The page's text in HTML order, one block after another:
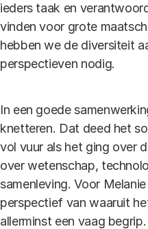
ieders taak en
vinden voor grote
hebben we de diversiteit
perspectieven nodig.
In een goede
knetteren. Dat deed het
vol vuur als het ging over
over wetenschap,
samenleving. Voor
perspectief van waaruit
allerminst een vaag